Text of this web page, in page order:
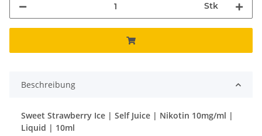
Stk
Beschreibung
Sweet Strawberry Ice | Self Juice | Nikotin 10mg/ml |
Liquid | 10ml